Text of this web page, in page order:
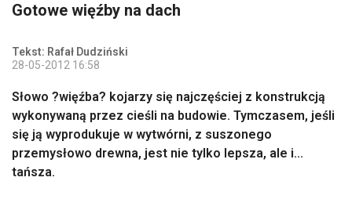
Gotowe więźby na dach
Tekst: Rafał Dudziński
28-05-2012 16:58
Słowo ?więźba? kojarzy się najczęściej z konstrukcją
wykonywaną przez cieśli na budowie. Tymczasem, jeśli
się ją wyprodukuje w wytwórni, z suszonego
przemysłowo drewna, jest nie tylko lepsza, ale i...
tańsza.